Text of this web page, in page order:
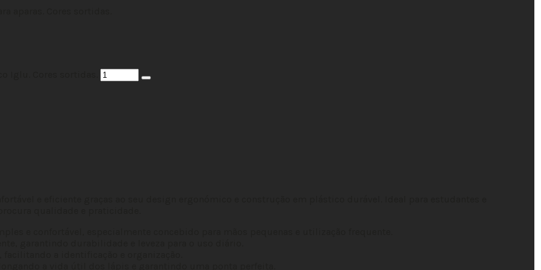
aparas. Cores sortidas.
Iglu. Cores sortidas.
e eficiente graças ao seu design ergonómico e construção em plástico durável. Ideal para estudantes e
qualidade e praticidade.
a identificação e organização.
a vida útil dos lápis e garantindo uma ponta perfeita.